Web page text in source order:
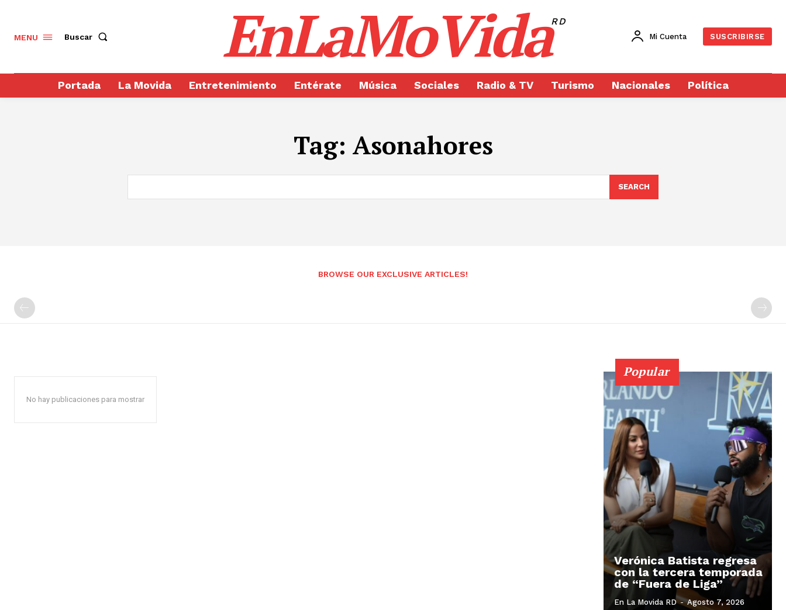
MENU Buscar EnLaMoVidaRD
Mi Cuenta SUSCRIBIRSE
Portada La Movida Entretenimiento Entérate Música Sociales Radio & TV Turismo Nacionales Política
Tag: Asonahores
SEARCH
BROWSE OUR EXCLUSIVE ARTICLES!
No hay publicaciones para mostrar
Popular
Verónica Batista regresa
con la tercera temporada
de “Fuera de Liga”
En La Movida RD - Agosto 7, 2026